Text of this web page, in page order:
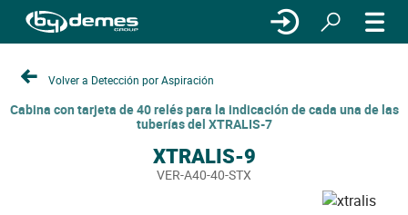
Volver a Detección por Aspiración
Cabina con tarjeta de 40 relés para la indicación de cada una de las
tuberías del XTRALIS-7
XTRALIS-9
VER-A40-40-STX